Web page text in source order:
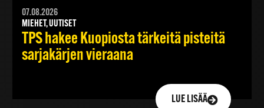
07.08.2026
MIEHET, UUTISET
TPS hakee Kuopiosta tärkeitä pisteitä
sarjakärjen vieraana
LUE LISÄÄ